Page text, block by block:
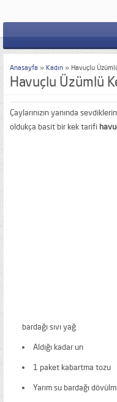
Anasayfa » Kadın » Havuçlu
Havuçlu Üzümlü
Çaylarınızın yanında
oldukça basit bir kek tarifi
bardağı sıvı yağ
Aldığı kadar un
1 paket kabartma tozu
Yarım su bardağı